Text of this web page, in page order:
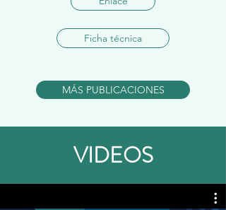
Ficha técnica
MÁS PUBLICACIONES
VIDEOS